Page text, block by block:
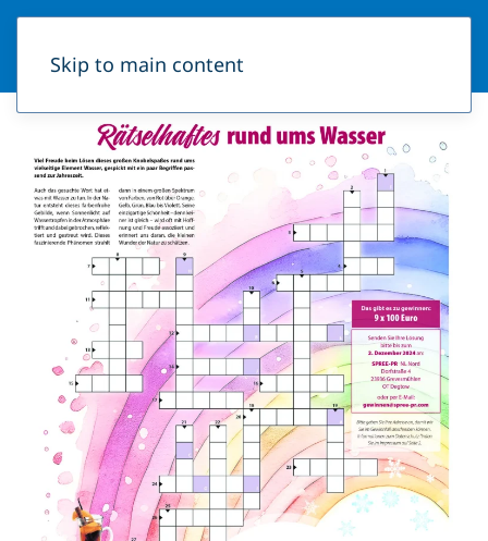
Skip to main content